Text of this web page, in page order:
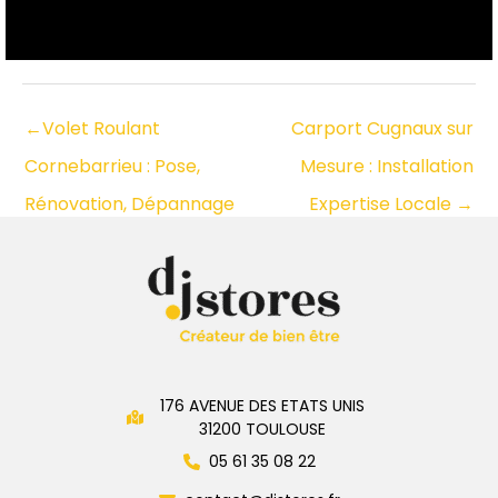
←Volet Roulant
Cornebarrieu : Pose,
Rénovation, Dépannage
Carport Cugnaux sur
Mesure : Installation
Expertise Locale →
176 AVENUE DES ETATS UNIS
31200 TOULOUSE
05 61 35 08 22